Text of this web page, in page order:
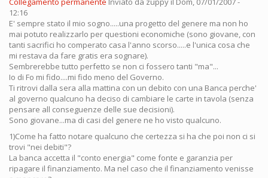
12:16
E' sempre stato il mio sogno.....una progetto del genere ma non ho
mai potuto realizzarlo per questioni economiche (sono giovane, con
tanti sacrifici ho comperato casa l'anno scorso.....e l'unica cosa che
mi restava da fare gratis era sognare).
Sembrerebbe tutto perfetto se non ci fossero tanti "ma"...
Io di Fo mi fido....mi fido meno del Governo.
Ti ritrovi dalla sera alla mattina con un debito con una Banca perche'
al governo qualcuno ha deciso di cambiare le carte in tavola (senza
pensare all conseguenze delle sue decisioni).
Sono giovane...ma di casi del genere ne ho visto qualcuno.
1)Come ha fatto notare qualcuno che certezza si ha che poi non ci si
trovi "nei debiti"?
La banca accetta il "conto energia" come fonte e garanzia per
ripagare il finanziamento. Ma nel caso che il finanziamento venisse